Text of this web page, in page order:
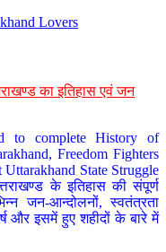
Lovers
का इतिहास एवं जन
to complete History of
Freedom Fighters
State Struggle
के इतिहास की संपूर्ण
जन-आन्दोलनों, स्वतंत्रता
और इसमें हुए शहीदों के बारे में